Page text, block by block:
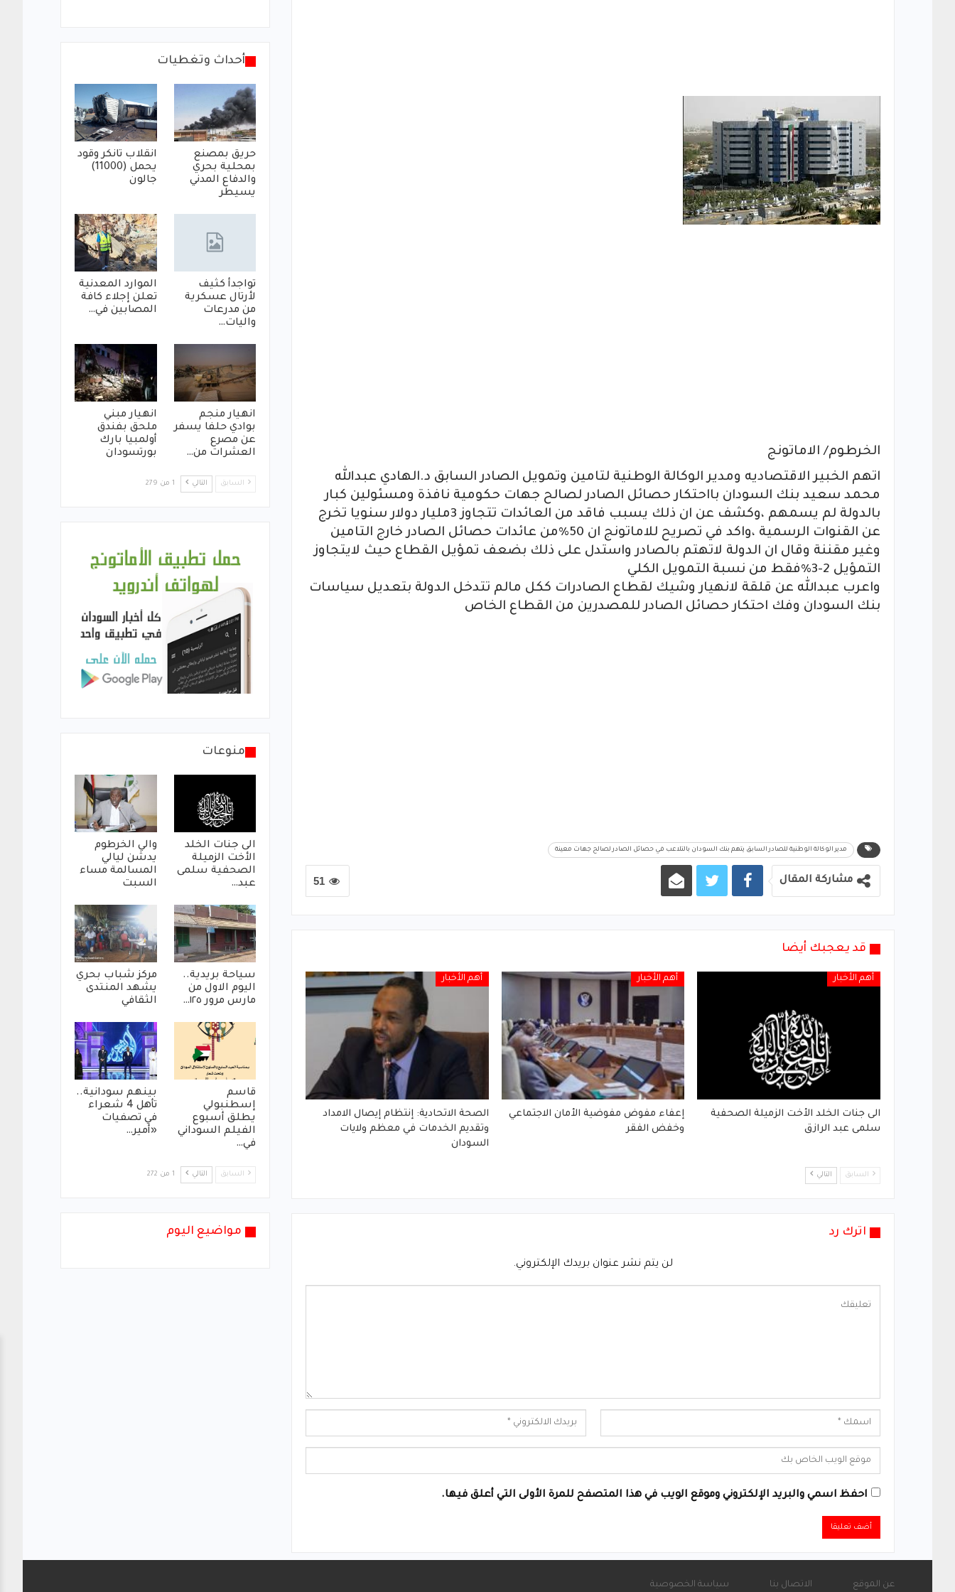
الخرطوم/ الاماتونج
اتهم الخبير الاقتصاديه ومدير الوكالة الوطنية لتامين وتمويل الصادر السابق د.الهادي عبدالله
محمد سعيد بنك السودان بااحتكار حصائل الصادر لصالح جهات حكومية نافذة ومسئولين كبار
بالدولة لم يسمهم ،وكشف عن ان ذلك يسبب فاقد من العائدات تتجاوز 3مليار دولار سنويا تخرج
عن القنوات الرسمية ،واكد في تصريح للاماتونج ان 50%من عائدات حصائل الصادر خارج التامين
وغير مقننة وقال ان الدولة لاتهتم بالصادر واستدل على ذلك بضعف تمؤيل القطاع حيث لايتجاوز
التمؤيل 2-3%فقط من نسبة التمويل الكلي
واعرب عبدالله عن قلقة لانهيار وشيك لقطاع الصادرات ككل مالم تتدخل الدولة بتعديل سياسات
بنك السودان وفك احتكار حصائل الصادر للمصدرين من القطاع الخاص
مدير الوكالة الوطنية للصادر السابق يتهم بنك السودان بالتلاعب في حصائل الصادر لصالح جهات معينة
51 مشاركة المقال
قد يعجبك أيضا
أهم الأخبار
الى جنات الخلد الأخت الزميلة الصحفية
سلمى عبد الرازق
أهم الأخبار
إعفاء مفوض مفوضية الأمان الاجتماعي
وخفض الفقر
أهم الأخبار
الصحة الاتحادية: إنتظام إيصال الامداد
وتقديم الخدمات في معظم ولايات
السودان
السابق التالي
اترك رد
لن يتم نشر عنوان بريدك الإلكتروني.
احفظ اسمي والبريد الإلكتروني وموقع الويب في هذا المتصفح للمرة الأولى التي أعلق فيها.
أحداث وتغطيات
حريق بمصنع
بمحلية بحري
والدفاع المدني
يسيطر
انقلاب تانكر وقود
يحمل (11000)
جالون
تواجدأ كثيف
لأرتال عسكرية
من مدرعات
واليات…
الموارد المعدنية
تعلن إجلاء كافة
المصابين في…
انهيار منجم
بوادي حلفا يسفر
عن مصرع
العشرات من…
انهيار مبني
ملحق بفندق
أولمبيا بارك
بورتسودان
السابق التالي 1 من 279
منوعات
الى جنات الخلد
الأخت الزميلة
الصحفية سلمى
عبد…
والي الخرطوم
يدشن ليالي
المسالمة مساء
السبت
سياحة بريدية..
اليوم الاول من
مارس مرور ١٢٥…
مركز شباب بحري
يشهد المنتدى
الثقافي
قاسم
إسطنبولي
يطلق أسبوع
الفيلم السوداني
في…
بينهم سودانية..
تأهل 4 شعراء
في تصفيات
«أمير…
السابق التالي 1 من 272
مواضيع اليوم
عن الموقع الاتصال بنا سياسة الخصوصية